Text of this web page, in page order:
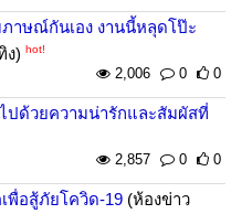
าษณ์กันเอง งานนี้หลุดโป๊ะ
ง) hot!
2,006 0 0
ด้วยความน่ารักและสัมผัสที่
2,857 0 0
พื่อสู้ภัยโควิด-19 (ห้องข่าว